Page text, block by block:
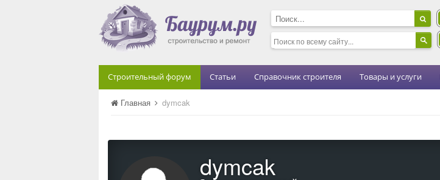
Строительный форум Статьи Справочник строителя Товары и услуги
Главная dymcak
dymcak